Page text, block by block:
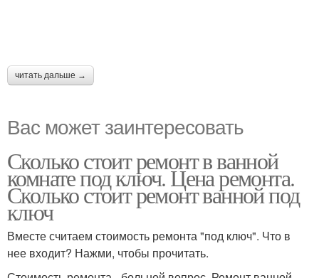
читать дальше →
Вас может заинтересовать
Сколько стоит ремонт в ванной
комнате под ключ. Цена ремонта.
Сколько стоит ремонт ванной под
ключ
Вместе считаем стоимость ремонта "под ключ". Что в
нее входит? Нажми, чтобы прочитать.